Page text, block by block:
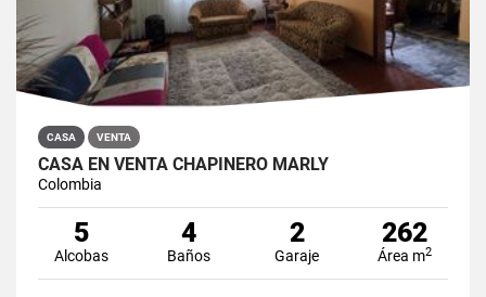
CASA VENTA
CASA EN VENTA CHAPINERO MARLY
Colombia
5
Alcobas
4
Baños
2
Garaje
262
Área m2